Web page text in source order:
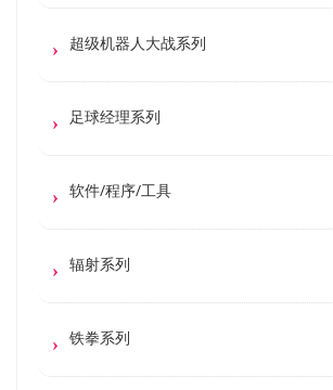
超级机器人大战系列
足球经理系列
软件/程序/工具
辐射系列
铁拳系列